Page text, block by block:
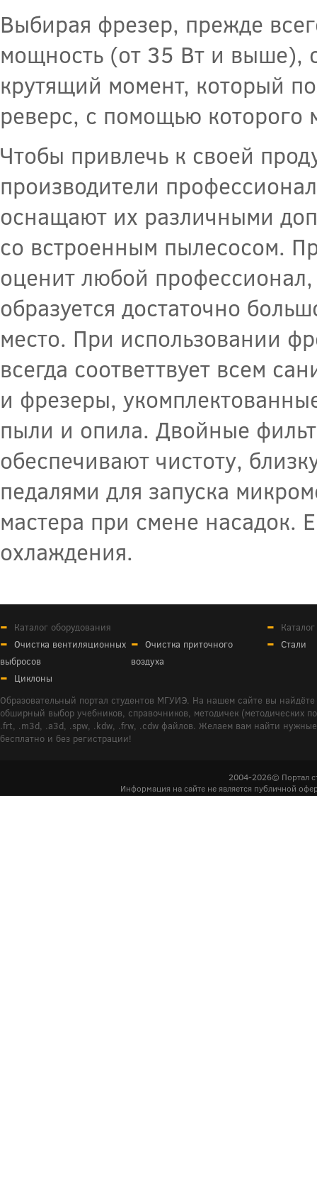
Выбирая фрезер, прежде
мощность (от 35 Вт и выше),
крутящий момент, который
реверс, с помощью
Чтобы привлечь к своей
производители
оснащают их различными
со встроенным пылесосом.
оценит любой
образуется достаточно
место. При использовании
всегда соответтвует всем
и фрезеры,
пыли и опила. Двойные
обеспечивают чистоту,
педалями для запуска
мастера при смене насадок.
охлаждения.
Каталог оборудования
Очистка вентиляционных
выбросов
Очистка приточного
воздуха
Циклоны
Стали
Образовательный портал студентов МГУИЭ. На нашем сайте вы
обширный выбор учебников, справочников, методичек (методических
.frt, .m3d, .a3d, .spw, .kdw, .frw, .cdw файлов. Желаем вам найти
бесплатно и без регистрации!
2004-2026© Портал
Информация на сайте не является публичной